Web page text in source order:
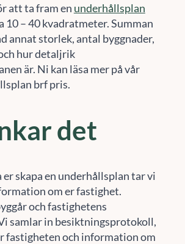
att ta fram en underhållsplan
10 – 40 kvadratmeter. Summan
annat storlek, antal byggnader,
hur detaljrik
är. Ni kan läsa mer på vår
brf pris.
det
skapa en underhållsplan tar vi
om er fastighet.
och fastighetens
samlar in besiktningsprotokoll,
fastigheten och information om